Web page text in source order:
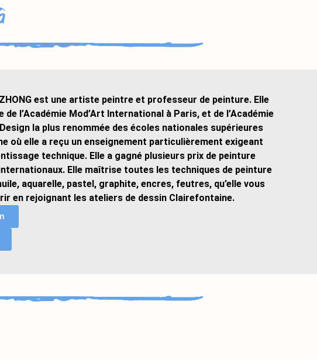
est une artiste peintre et professeur de peinture. Elle
de l’Académie Mod’Art International à Paris, et de l’Académie
la plus renommée des écoles nationales supérieures
où elle a reçu un enseignement particulièrement exigeant
technique. Elle a gagné plusieurs prix de peinture
Elle maîtrise toutes les techniques de peinture
aquarelle, pastel, graphite, encres, feutres, qu’elle vous
en rejoignant les ateliers de dessin Clairefontaine.